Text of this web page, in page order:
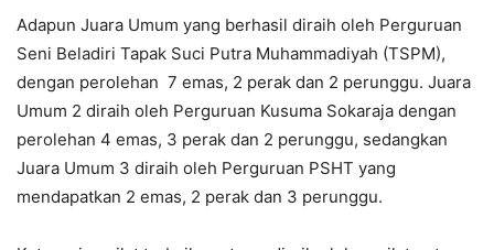
Adapun Juara Umum yang berhasil diraih oleh Perguruan
Seni Beladiri Tapak Suci Putra Muhammadiyah (TSPM),
dengan perolehan 7 emas, 2 perak dan 2 perunggu. Juara
Umum 2 diraih oleh Perguruan Kusuma Sokaraja dengan
perolehan 4 emas, 3 perak dan 2 perunggu, sedangkan
Juara Umum 3 diraih oleh Perguruan PSHT yang
mendapatkan 2 emas, 2 perak dan 3 perunggu.